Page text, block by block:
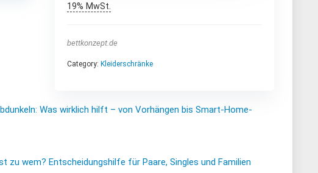
19% MwSt.
bettkonzept.de
Category: Kleiderschränke
Was wirklich hilft – von Vorhängen bis Smart-Home-
zu wem? Entscheidungshilfe für Paare, Singles und Familien